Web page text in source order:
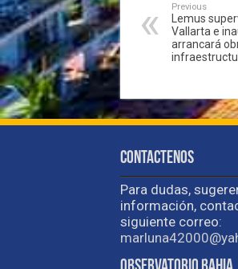
Previous
Lemus
Vallarta e
arrancará
Contactenos
Para dudas,
información,
siguiente correo: